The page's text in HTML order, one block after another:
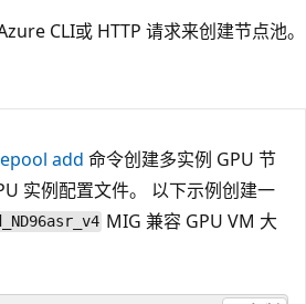
CLI或 HTTP 请求来创建节点池。
add 命令创建多实例 GPU 节
实例配置文件。 以下示例创建一
MIG 兼容 GPU VM 大